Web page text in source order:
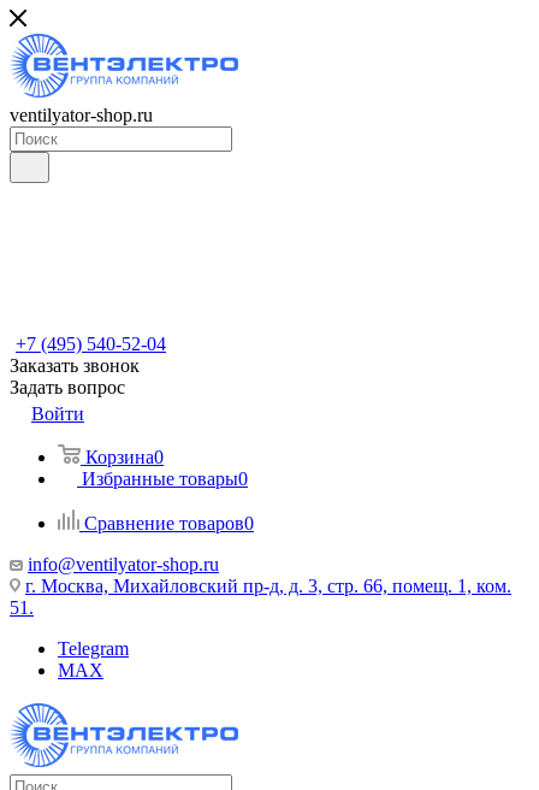
ventilyator-shop.ru
+7 (495) 540-52-04
Заказать звонок
Задать вопрос
Войти
Корзина0
Избранные товары0
Сравнение товаров0
info@ventilyator-shop.ru
г. Москва, Михайловский пр-д, д. 3, cтр. 66, помещ. 1, ком.
51.
Telegram
MAX